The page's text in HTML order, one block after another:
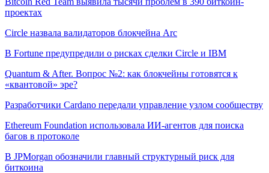
проектах
Circle назвала валидаторов блокчейна Arc
В Fortune предупредили о рисках сделки Circle и IBM
Quantum & After. Вопрос №2: как блокчейны готовятся к
«квантовой» эре?
Разработчики Cardano передали управление узлом сообществу
Ethereum Foundation использовала ИИ-агентов для поиска
багов в протоколе
В JPMorgan обозначили главный структурный риск для
биткоина